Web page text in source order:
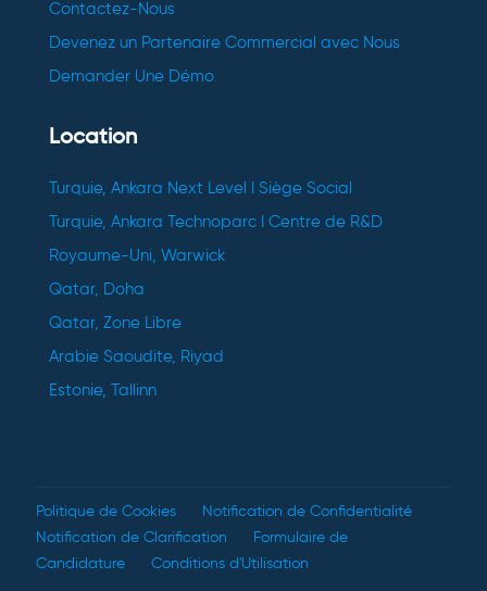
Contactez-Nous
Devenez un Partenaire Commercial avec Nous
Demander Une Démo
Location
Turquie, Ankara Next Level I Siège Social
Turquie, Ankara Technoparc I Centre de R&D
Royaume-Uni, Warwick
Qatar, Doha
Qatar, Zone Libre
Arabie Saoudite, Riyad
Estonie, Tallinn
Politique de Cookies
Notification de Confidentialité
Notification de Clarification
Formulaire de
Candidature
Conditions d'Utilisation